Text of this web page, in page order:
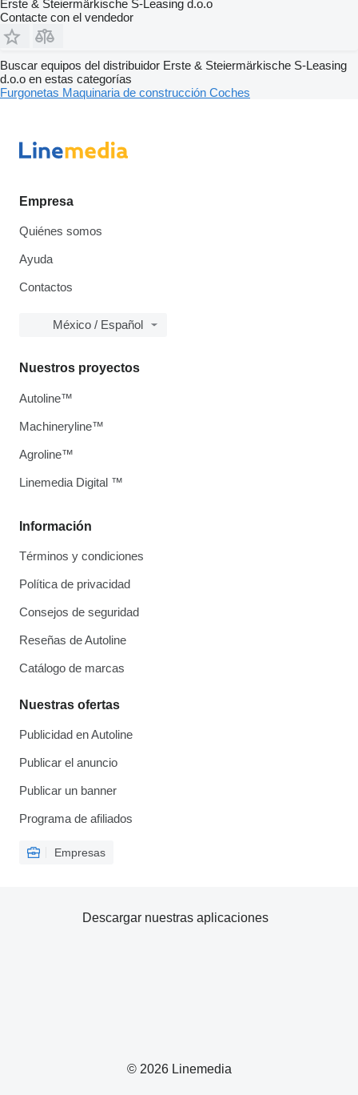
Erste & Steiermärkische S-Leasing d.o.o
Contacte con el vendedor
Buscar equipos del distribuidor Erste & Steiermärkische S-Leasing
d.o.o en estas categorías
Furgonetas Maquinaria de construcción Coches
Empresa
Quiénes somos
Ayuda
Contactos
México / Español
Información
Términos y condiciones
Política de privacidad
Consejos de seguridad
Reseñas de Autoline
Catálogo de marcas
Nuestras ofertas
Publicidad en Autoline
Publicar el anuncio
Publicar un banner
Programa de afiliados
Empresas
Nuestros proyectos
Autoline™
Machineryline™
Agroline™
Linemedia Digital ™
© 2026 Linemedia
Descargar nuestras aplicaciones